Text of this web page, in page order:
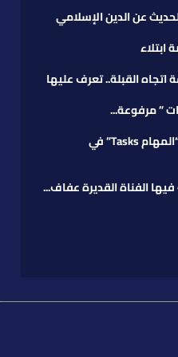
القبلة.. تعرف عليها
” مرفوعة...
OpenAI تطلق ميزة “المهام Tasks” في
الفناة القديرة عفاف...